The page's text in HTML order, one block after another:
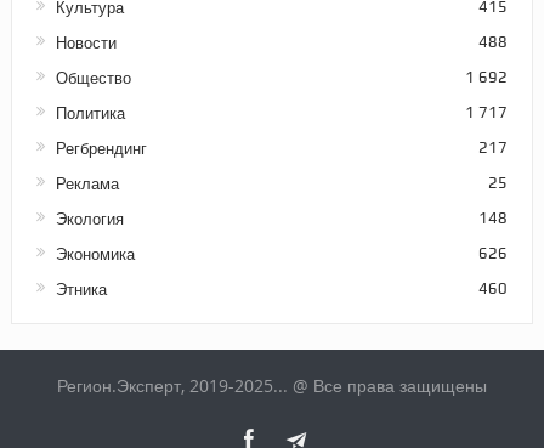
Культура 415
Новости 488
Общество 1 692
Политика 1 717
Регбрендинг 217
Реклама 25
Экология 148
Экономика 626
Этника 460
Регион.Эксперт, 2019-2025... @ Все права защищены